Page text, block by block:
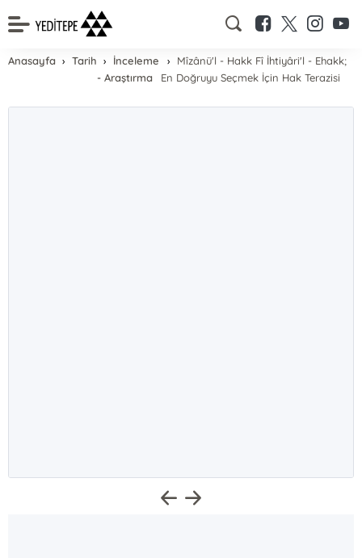
Anasayfa Tarih
İnceleme
- Araştırma
Mîzânü'l - Hakk Fî İhtiyâri'l - Ehakk;
En Doğruyu Seçmek İçin Hak Terazisi